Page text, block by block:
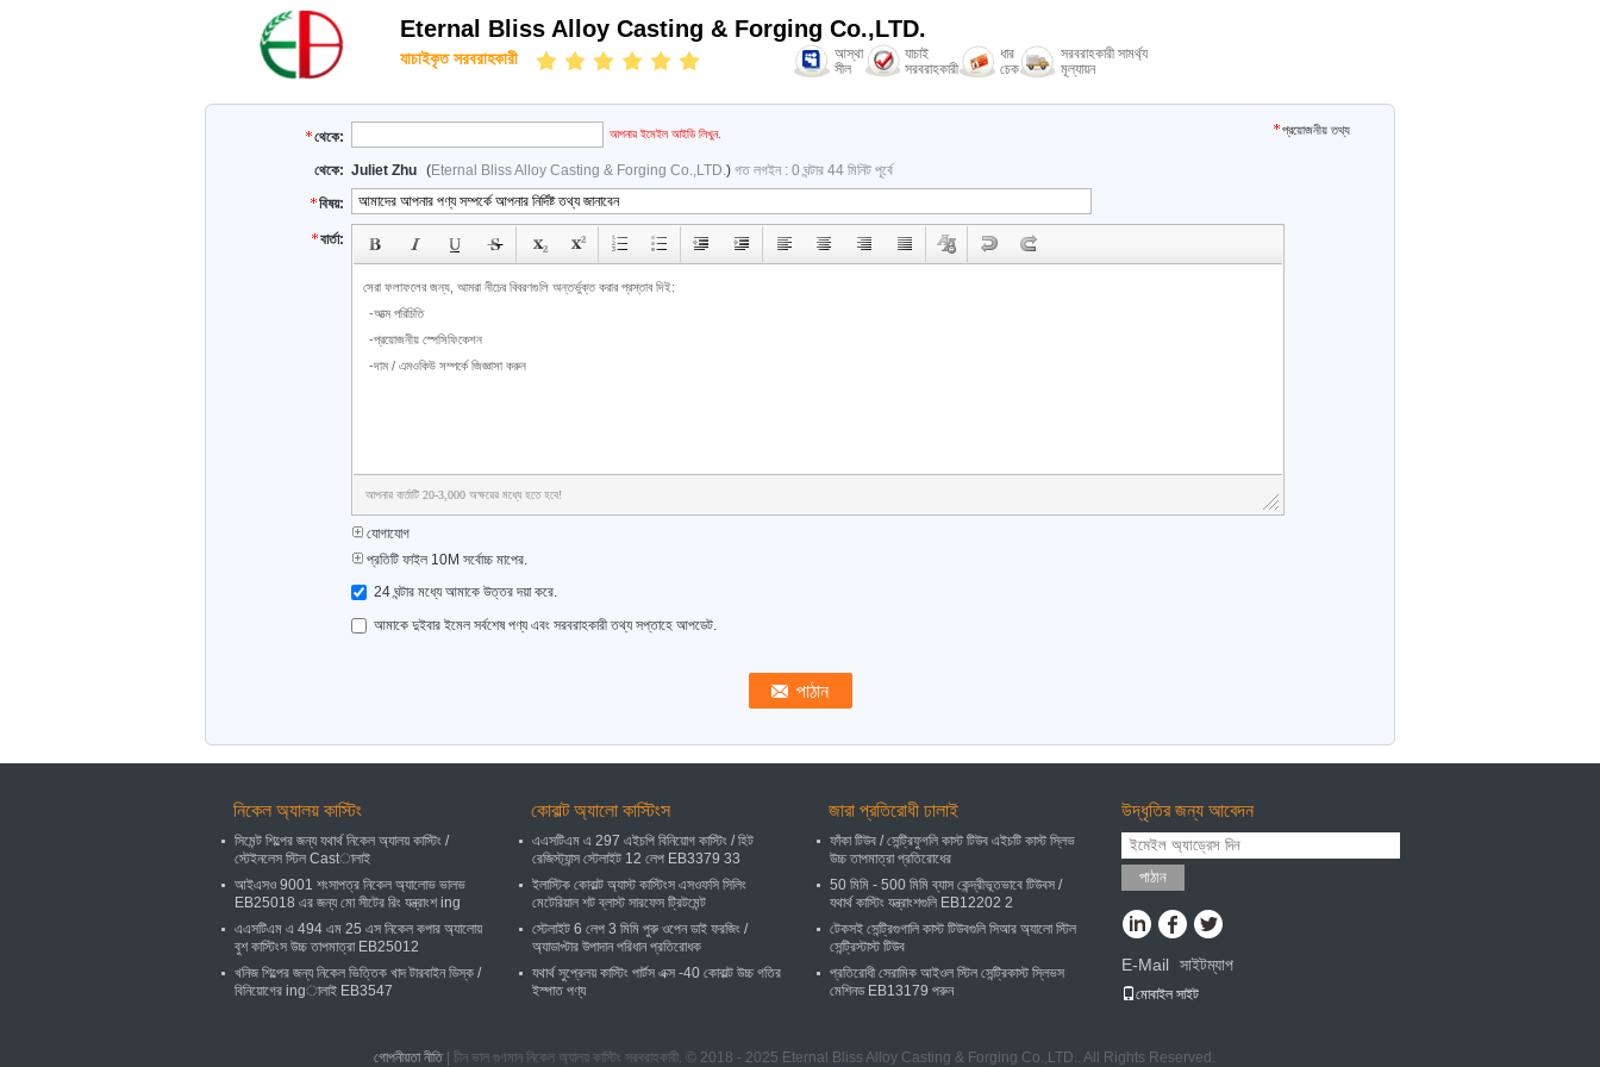
Eternal Bliss Alloy Casting & Forging Co.,LTD.
যাচাইকৃত সরবরাহকারী
আস্থা
সীল
যাচাই
সরবরাহকারী
ধার
চেক
সরবরাহকারী সামর্থ্য
মূল্যায়ন
থেকে: আপনার ইমেইল আইডি লিখুন. প্রয়োজনীয় তথ্য
থেকে: Juliet Zhu (Eternal Bliss Alloy Casting & Forging Co.,LTD.) গত লগইন : 0 ঘন্টার 44 মিনিট পূর্বে
বিষয়:
বার্তা:
আপনার বার্তাটি 20-3,000 অক্ষরের মধ্যে হতে হবে!
যোগাযোগ
প্রতিটি ফাইল 10M সর্বোচ্চ মাপের.
24 ঘন্টার মধ্যে আমাকে উত্তর দয়া করে.
আমাকে দুইবার ইমেল সর্বশেষ পণ্য এবং সরবরাহকারী তথ্য সপ্তাহে আপডেট.
নিকেল অ্যালয় কাস্টিং
সিমেন্ট শিল্পের জন্য যথার্থ নিকেল অ্যালয় কাস্টিং /
স্টেইনলেস স্টিল Castালাই
আইএসও 9001 শংসাপত্র নিকেল অ্যালোভ ভালভ
EB25018 এর জন্য মো সীটের রিং যন্ত্রাংশ ing
এএসটিএম এ 494 এম 25 এস নিকেল কপার অ্যালোয়
বুশ কাস্টিংস উচ্চ তাপমাত্রা EB25012
খনিজ শিল্পের জন্য নিকেল ভিত্তিক খাদ টারবাইন ডিস্ক /
বিনিয়োগের ingালাই EB3547
কোবাল্ট অ্যালো কাস্টিংস
এএসটিএম এ 297 এইচপি বিনিয়োগ কাস্টিং / হিট
রেজিস্ট্যান্স স্টেলাইট 12 লেপ EB3379 33
ইলাস্টিক কোবাল্ট অ্যাস্ট কাস্টিংস এসওফসি সিলিং
মেটেরিয়াল শট ব্লাস্ট সারফেস ট্রিটমেন্ট
স্টেলাইট 6 লেপ 3 মিমি পুরু ওপেন ডাই ফরজিং /
অ্যাডাপ্টার উপাদান পরিধান প্রতিরোধক
যথার্থ সুপ্রেলয় কাস্টিং পার্টস এক্স -40 কোবাল্ট উচ্চ গতির
ইস্পাত পণ্য
জারা প্রতিরোধী ঢালাই
ফাঁকা টিউব / সেন্ট্রিফুগলি কাস্ট টিউব এইচটি কাস্ট স্লিভ
উচ্চ তাপমাত্রা প্রতিরোধের
50 মিমি - 500 মিমি ব্যাস কেন্দ্রীভূতভাবে টিউবস /
যথার্থ কাস্টিং যন্ত্রাংশগুলি EB12202 2
টেকসই সেন্ট্রিগুগালি কাস্ট টিউবগুলি সিআর অ্যালো স্টিল
সেন্ট্রিস্টাস্ট টিউব
প্রতিরোধী সেরামিক আইওল স্টিল সেন্ট্রিকাস্ট স্লিভস
মেশিনড EB13179 পরুন
উদ্ধৃতির জন্য আবেদন
পাঠান
E-Mail সাইটম্যাপ
মোবাইল সাইট
গোপনীয়তা নীতি| চীন ভাল গুণমান নিকেল অ্যালয় কাস্টিং সরবরাহকারী. © 2018 - 2025 Eternal Bliss Alloy Casting & Forging Co.,LTD.. All Rights Reserved.